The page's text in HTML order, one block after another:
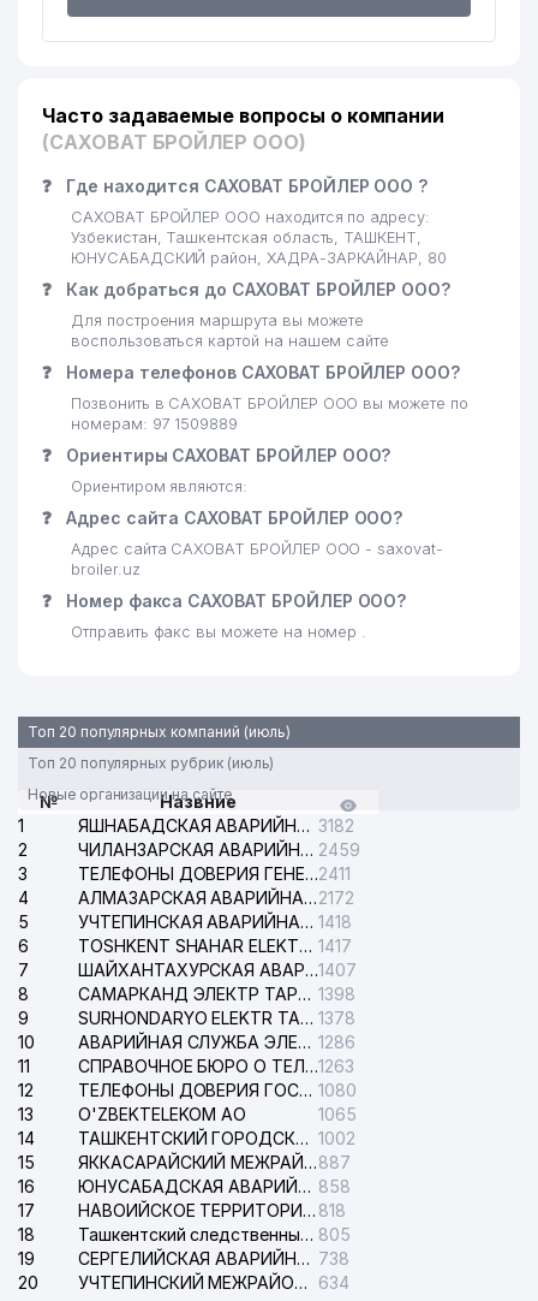
Часто задаваемые вопросы о компании
(САХОВАТ БРОЙЛЕР ООО)
❓ Где находится САХОВАТ БРОЙЛЕР ООО ?
САХОВАТ БРОЙЛЕР ООО находится по адресу:
Узбекистан, Ташкентская область, ТАШКЕНТ,
ЮНУСАБАДСКИЙ район, ХАДРА-ЗАРКАЙНАР, 80
❓ Как добраться до САХОВАТ БРОЙЛЕР ООО?
Для построения маршрута вы можете
воспользоваться картой на нашем сайте
❓ Номера телефонов САХОВАТ БРОЙЛЕР ООО?
Позвонить в САХОВАТ БРОЙЛЕР ООО вы можете по
номерам: 97 1509889
❓ Ориентиры САХОВАТ БРОЙЛЕР ООО?
Ориентиром являются:
❓ Адрес сайта САХОВАТ БРОЙЛЕР ООО?
Адрес сайта САХОВАТ БРОЙЛЕР ООО - saxovat-
broiler.uz
❓ Номер факса САХОВАТ БРОЙЛЕР ООО?
Отправить факс вы можете на номер .
Топ 20 популярных компаний (июль)
Топ 20 популярных рубрик (июль)
Новые организации на сайте
№
Назвние
1
ЯШНАБАДСКАЯ АВАРИЙНАЯ СЛУЖБА ЭЛЕКТРОСЕТИ 3182
2
ЧИЛАНЗАРСКАЯ АВАРИЙНАЯ СЛУЖБА ЭЛЕКТРОСЕТИ 2459
3
ТЕЛЕФОНЫ ДОВЕРИЯ ГЕНЕРАЛЬНОЙ ПРОКУРАТУРЫ РЕСПУБЛИКИ УЗБЕКИСТАН2411
4
АЛМАЗАРСКАЯ АВАРИЙНАЯ СЛУЖБА ЭЛЕКТРОСЕТИ2172
5
УЧТЕПИНСКАЯ АВАРИЙНАЯ СЛУЖБА ЭЛЕКТРОСЕТИ 1418
6
TOSHKENT SHAHAR ELEKTR TARMOQLARI KORXONASI АО 1417
7
ШАЙХАНТАХУРСКАЯ АВАРИЙНАЯ СЛУЖБА ЭЛЕКТРОСЕТИ1407
8
САМАРКАНД ЭЛЕКТР ТАРМОКЛАРИ АО 1398
9
SURHONDARYO ELEKTR TARMOKLARI АО 1378
10
АВАРИЙНАЯ СЛУЖБА ЭЛЕКТРОСЕТИ ТАШКЕНТСКОГО РАЙОНА 1286
11
СПРАВОЧНОЕ БЮРО О ТЕЛЕФОНАХ ОРГАНИЗАЦИЙ г. ТАШКЕНТА1263
12
ТЕЛЕФОНЫ ДОВЕРИЯ ГОСУДАРСТВЕННОГО ЦЕНТРА ТЕСТИРОВАНИЯ 1080
13
O'ZBEKTELEKOM АО
1065
14
ТАШКЕНТСКИЙ ГОРОДСКОЙ СУД ПО ГРАЖДАНСКИМ ДЕЛАМ 1002
15
ЯККАСАРАЙСКИЙ МЕЖРАЙОННЫЙ СУД ПО ГРАЖДАНСКИМ ДЕЛАМ887
16
ЮНУСАБАДСКАЯ АВАРИЙНАЯ СЛУЖБА ЭЛЕКТРОСЕТИ 858
17
НАВОИЙСКОЕ ТЕРРИТОРИАЛЬНОЕ ПРЕДПРИЯТИЕ ЭЛЕКТРОСЕТИ АО 818
18
Ташкентский следственный изолятор 805
19
СЕРГЕЛИЙСКАЯ АВАРИЙНАЯ СЛУЖБА ЭЛЕКТРОСЕТИ 738
20
УЧТЕПИНСКИЙ МЕЖРАЙОННЫЙ СУД ПО ГРАЖДАНСКИМ ДЕЛАМ 634